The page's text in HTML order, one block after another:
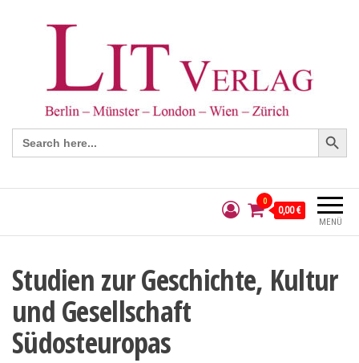
Search
for:
Search Button
MENÜ
0
0,00 €
Studien zur Geschichte, Kultur
und Gesellschaft
Südosteuropas